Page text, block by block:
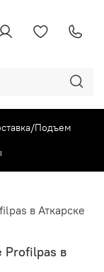
Подъем
в Аткарске
Profilpas в